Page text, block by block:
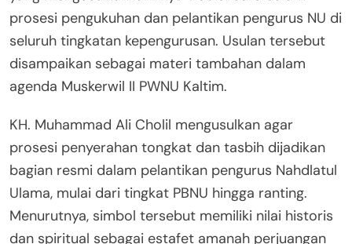
prosesi pengukuhan dan pelantikan pengurus NU di
seluruh tingkatan kepengurusan. Usulan tersebut
disampaikan sebagai materi tambahan dalam
agenda Muskerwil II PWNU Kaltim.
KH. Muhammad Ali Cholil mengusulkan agar
prosesi penyerahan tongkat dan tasbih dijadikan
bagian resmi dalam pelantikan pengurus Nahdlatul
Ulama, mulai dari tingkat PBNU hingga ranting.
Menurutnya, simbol tersebut memiliki nilai historis
dan spiritual sebagai estafet amanah perjuangan